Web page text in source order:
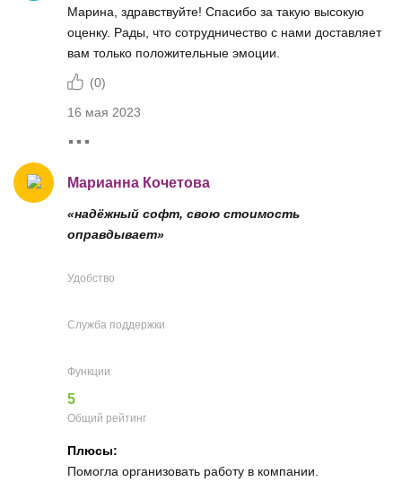
Марина, здравствуйте! Спасибо за такую высокую
оценку. Рады, что сотрудничество с нами доставляет
вам только положительные эмоции.
(0)
16 мая 2023
Марианна Кочетова
«надёжный софт, свою стоимость
оправдывает»
Удобство
Служба поддержки
Функции
5
Общий рейтинг
Плюсы:
Помогла организовать работу в компании.